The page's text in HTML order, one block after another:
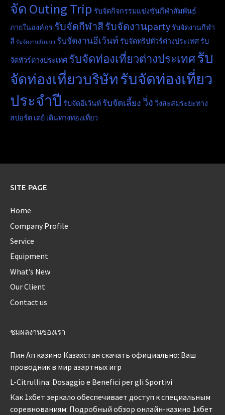
จัด Outing Trip รับจัดกิจกรรมแข่งขันกีฬาสัมพันธ์
ภายในองค์กร รับจัดกีฬาสีรับจัดงานpartyรับจัดงานกีฬา
สี รับจัดงานสัมมนา รับจัดงานอีเว้นท์ รับจัดทริปทัวร์ต่างประเทศรับ
จัดทัวร์ต่างประเทศ รับจัดท่องเที่ยวต่างประเทศรับ
จัดท่องเที่ยวบริษัทรับจัดท่องเที่ยว
ประจำปี รับจัดอีเว้นท์ รับจัดเลี้ยงวิ่ง วิ่งสะสมระยะทาง
สปอร์ต เดย์ เดินทางท่องเที่ยว
SITE PAGE
Home
Company Profile
Service
Equipment
What’s New
Our Client
Contact us
ชมผลงานของเรา
Пин Ап казино Казахстан скачать официально: Ваш
проводник в мир азартных игр
L-Citrullina: Dosaggio e Benefici per gli Sportivi
Как 1хбет зеркало обеспечивает доступ к специальным
соревнованиям: Подробный обзор онлайн-казино 1хбет